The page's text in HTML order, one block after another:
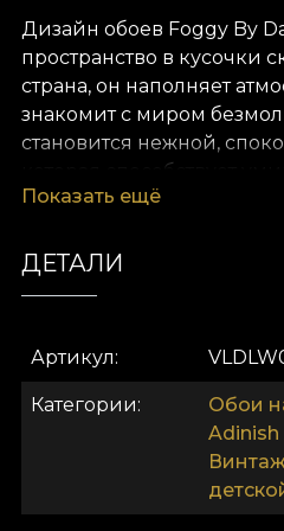
Дизайн обоев Foggy By
пространство в кусочки
страна, он наполняет
знакомит с миром
становится нежной,
которая способствует
хорошему самочувствию.
наших персонажей.
Как и все наши обои,
выполнен на основе Vlies.
материал, очень
предлагаем три разных
могли выбрать
Показать ещё
ДЕТАЛИ
Артикул
Категории Обои
Adinish